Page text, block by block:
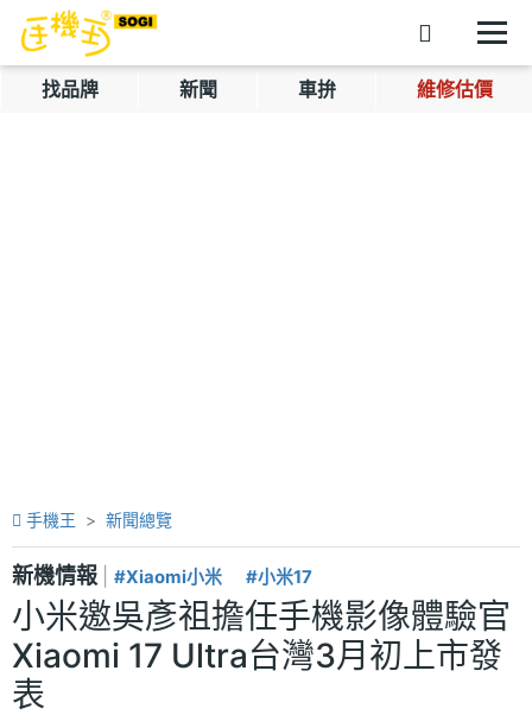
找品牌 新聞 車拚 維修估價
手機王 新聞總覽
新機情報 #Xiaomi小米 #小米17
小米邀吳彥祖擔任手機影像體驗官
Xiaomi 17 Ultra台灣3月初上市發
表